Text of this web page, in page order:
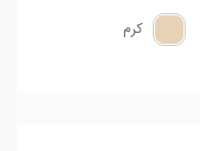
کرم